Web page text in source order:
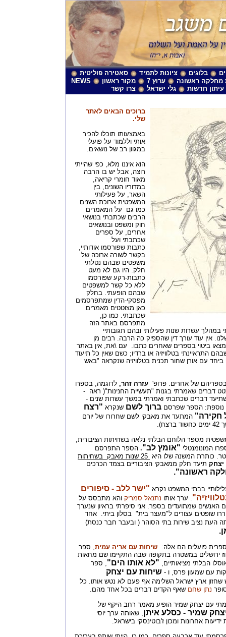
בלוגים ציונות לתמיד
סאטירה פוליטית
מחלקה ראשונה
ערוץ 7 מקור ראשון
NEWS
עיתון חדשות
גלי ישראל צרו קשר
ברוכים הבאים לאתר
שלי.
באמצעותו תוכלו להכיר
אותי וללמוד על פועלי
במגוון רב של נושאים.
הוא איננו מלא, כפי שהייתי
רוצה, אבל יש בו הרבה
מאוד חומרי קריאה,
במדוריו השונים, בין
השאר, על פעילותי
המשפטית ארוכת השנים
כמו גם על המאמרים
הרבים שכתבתי בנושאי
חוק ומשפט ובנושאים
אחרים, על ספרים
שכתבתי ועל
כתבות שפורסמו אודותיי,
בקשר לשורה ארוכה של
משפטים שבהם נטלתי
חלק. היו גם לא מעט
כתבות-רקע שפורסמו
ללא כל קשר למשפטים
שבהם הופעתי. בחלק
מפסקי-הדין שמתפרסמים
כאן מצוטטים מאמרים
שכתבתי. כמו כן,
מתפרסם באתר הזה
עשרות שנות פעילותי ובהם תגובותיי
אין עוד עורך דין שהספיק כה הרבה. רבים מן
ביטוי בספרים שאחרים כתבו. עם \את, אין באתר
התראיינתי בטלוויזיה או ברדיו; כשם שאין כל תיעוד
עם אורן שחור תכנית בטלוויזיה שנקראה "באש
של אחרים. פרופ' עזרה זהר, לדוגמה, בספרו
דברים שאמרתי בגנות "תעשיית החנינות"( ראה -
שתיעד דברים שכתבתי ואמרתי במשך עשרות שנים -
נוספת: הספר שפרסם ברוך לשם שנקרא "רצח
חקירה" המתעד את מאבקי לשם שחרורו של יורם
מספר הלוחם הבלתי נלאה בשחיתות הציבורית,
המונומנטלי "אומץ לב". הספר התפרסם
כותרת המשנה שלו היא
25 שנות מאבק בשחיתות
יצחק תיעד חלק ממאבקי הציבוריים בצמד הכרכים
ראשונה".
בבתי המשפט נקרא "ישר ללב - סיפורים
. ערך אותו נתנאל סמריק והא מתבסס על
עם האנשים שמתועדים בספר. אני סיפרתי בראיון שנערך
שופטים עצורים ל"מעצר בית" בסלון ביתי. אחד
העת נציב שירות בתי הסוהר ( ובעבר חבר כנסת)
פועלים הם אלה: שיחות עם אריה עמית, ספר
ירושלים במשטרה בתקופה שבה התקיימו שם מחאות
הבלתי מציאותיים, "לא אותו הים", ספר
עם שמעון פרס, ו - שיחות עם יצחק
ארץ ישראל השלימה אף פעם לא נטש אותו. כל
נתן שחם שאף הקדים דברים בכל אחד מהם.
עם יצחק שמיר הופיע מאמר רחב היקף של
שמיר - כסלע איתן, שאותה ערך יוסי
אחרונות ומכון ז'בוטינסקי בישראל.